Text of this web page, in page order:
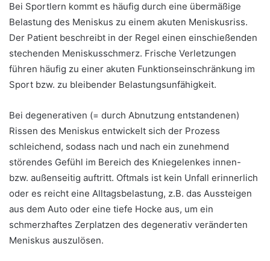
Bei Sportlern kommt es häufig durch eine übermäßige
Belastung des Meniskus zu einem akuten Meniskusriss.
Der Patient beschreibt in der Regel einen einschießenden
stechenden Meniskusschmerz. Frische Verletzungen
führen häufig zu einer akuten Funktionseinschränkung im
Sport bzw. zu bleibender Belastungsunfähigkeit.
Bei degenerativen (= durch Abnutzung entstandenen)
Rissen des Meniskus entwickelt sich der Prozess
schleichend, sodass nach und nach ein zunehmend
störendes Gefühl im Bereich des Kniegelenkes innen-
bzw. außenseitig auftritt. Oftmals ist kein Unfall erinnerlich
oder es reicht eine Alltagsbelastung, z.B. das Aussteigen
aus dem Auto oder eine tiefe Hocke aus, um ein
schmerzhaftes Zerplatzen des degenerativ veränderten
Meniskus auszulösen.